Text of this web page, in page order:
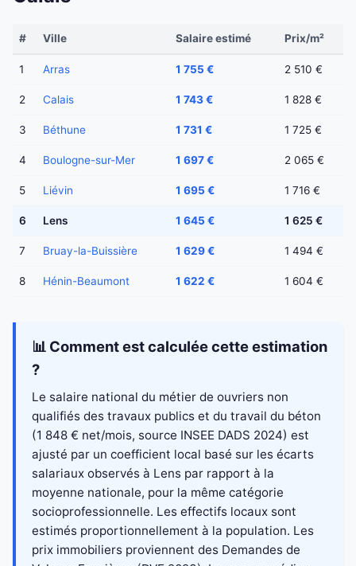
# Ville Salaire estimé Prix/m²
1 Arras 1 755 € 2 510 €
2 Calais 1 743 € 1 828 €
3 Béthune 1 731 € 1 725 €
4 Boulogne-sur-Mer 1 697 € 2 065 €
5 Liévin 1 695 € 1 716 €
6 Lens 1 645 € 1 625 €
7 Bruay-la-Buissière 1 629 € 1 494 €
8 Hénin-Beaumont 1 622 € 1 604 €
📊 Comment est calculée cette estimation
?
Le salaire national du métier de ouvriers non
qualifiés des travaux publics et du travail du béton
(1 848 € net/mois, source INSEE DADS 2024) est
ajusté par un coefficient local basé sur les écarts
salariaux observés à Lens par rapport à la
moyenne nationale, pour la même catégorie
socioprofessionnelle. Les effectifs locaux sont
estimés proportionnellement à la population. Les
prix immobiliers proviennent des Demandes de